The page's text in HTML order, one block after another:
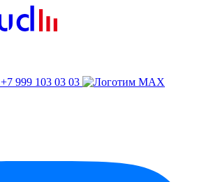
+7 999 103 03 03